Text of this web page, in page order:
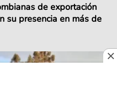
de exportación
su presencia en más de